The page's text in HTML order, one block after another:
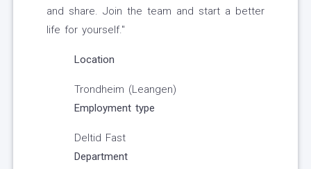
and share. Join the team and start a better
life for yourself."
Location
Trondheim (Leangen)
Employment type
Deltid Fast
Department